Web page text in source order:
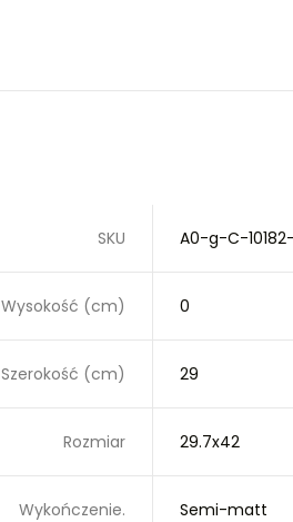
SKU A0-g-C-
Wysokość (cm) 0
Szerokość (cm) 29
Rozmiar 29.7x42
Wykończenie. Semi-matt